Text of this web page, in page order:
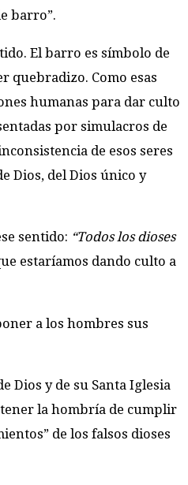
barro”.
El barro es símbolo de
quebradizo. Como esas
humanas para dar culto
por simulacros de
de esos seres
Dios, del Dios único y
sentido: “Todos los dioses
estaríamos dando culto a
a los hombres sus
Dios y de su Santa Iglesia
tener la hombría de cumplir
de los falsos dioses